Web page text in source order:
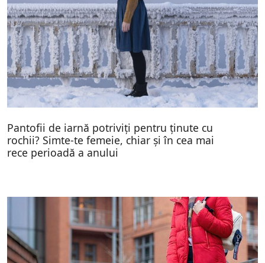
Pantofii de iarnă potriviți pentru ținute cu
rochii? Simte-te femeie, chiar și în cea mai
rece perioadă a anului